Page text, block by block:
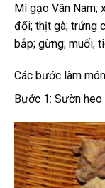
Mì gạo Vân Nam;
đối; thịt gà; trứng
bắp; gừng; muối;
Các bước làm
Bước 1: Sườn